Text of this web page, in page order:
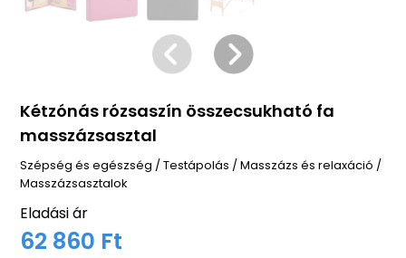
Kétzónás rózsaszín összecsukható fa
masszázsasztal
Szépség és egészség /Testápolás /Masszázs és relaxáció /
Masszázsasztalok
Eladási ár
62 860 Ft